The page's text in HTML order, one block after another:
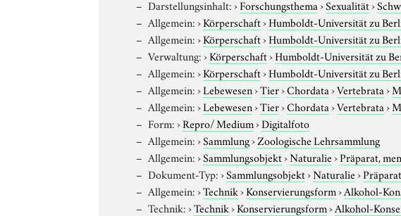
Darstellungsinhalt:›Forschungsthema›Sexualität›
Allgemein:›Körperschaft›Humboldt-Universität zu
Allgemein:›Körperschaft›Humboldt-Universität zu
Verwaltung:›Körperschaft›Humboldt-Universität zu
Allgemein:›Körperschaft›Humboldt-Universität zu
Allgemein:›Lebewesen›Tier›Chordata›Vertebrata›
Allgemein:›Lebewesen›Tier›Chordata›Vertebrata›
Form:›Repro/ Medium›Digitalfoto
Allgemein:›Sammlung›Zoologische Lehrsammlung
Allgemein:›Sammlungsobjekt›Naturalie›Präparat,
Dokument-Typ:›Sammlungsobjekt›Naturalie›
Allgemein:›Technik›Konservierungsform›Alkohol-
Technik:›Technik›Konservierungsform›Alkohol-